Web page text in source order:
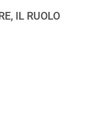
IL RUOLO